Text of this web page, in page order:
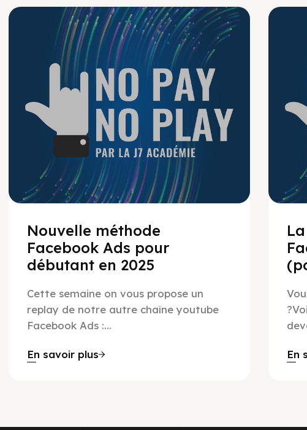
No Pay No Play
Nouvelle méthode
Facebook Ads pour
débutant en 2025
Cette semaine on vous propose un
replay de notre autre chaîne youtube
Facebook Ads :...
En savoir plus En